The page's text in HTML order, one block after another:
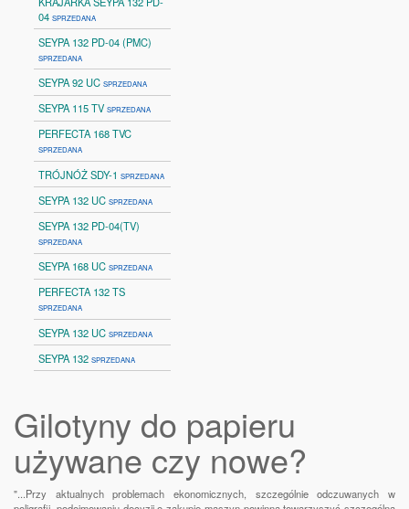
04SPRZEDANA
SEYPA 132 PD-04 (PMC)
SPRZEDANA
SEYPA 92 UCSPRZEDANA
SEYPA 115 TVSPRZEDANA
PERFECTA 168 TVC
SPRZEDANA
TRÓJNÓŻ SDY-1SPRZEDANA
SEYPA 132 UCSPRZEDANA
SEYPA 132 PD-04(TV)
SPRZEDANA
SEYPA 168 UCSPRZEDANA
PERFECTA 132 TS
SPRZEDANA
SEYPA 132 UCSPRZEDANA
SEYPA 132SPRZEDANA
Gilotyny do papieru
używane czy nowe?
"...Przy aktualnych problemach ekonomicznych, szczególnie odczuwanych w